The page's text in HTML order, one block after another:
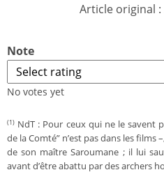
Article original :
Note
No votes yet
(1) NdT : Pour ceux qui ne le savent
de la Comté” n’est pas dans les films
de son maître Saroumane ; il lui
avant d’être abattu par des archers